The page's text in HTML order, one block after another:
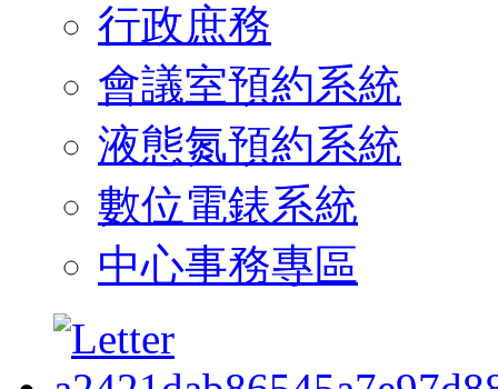
行政庶務
會議室預約系統
液態氮預約系統
數位電錶系統
中心事務專區